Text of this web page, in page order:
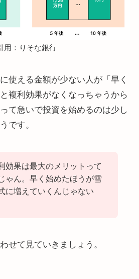
用：りそな銀行
使える金額が少ない人が「早く
複利効果がなくなっちゃうから
て急いで投資を始めるのは少し
です。
効果は最大のメリットって
ゃん。早く始めたほうが雪
に増えていくんじゃない
せて見ていきましょう。